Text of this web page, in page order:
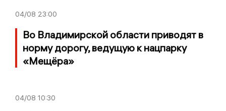
04/08 23:00
Во Владимирской области приводят в
норму дорогу, ведущую к нацпарку
«Мещёра»
04/08 10:30